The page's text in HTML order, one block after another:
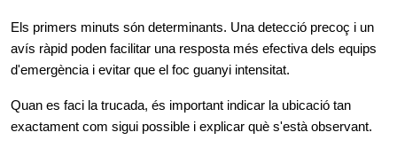
Els primers minuts són determinants. Una detecció precoç i un
avís ràpid poden facilitar una resposta més efectiva dels equips
d'emergència i evitar que el foc guanyi intensitat.
Quan es faci la trucada, és important indicar la ubicació tan
exactament com sigui possible i explicar què s'està observant.